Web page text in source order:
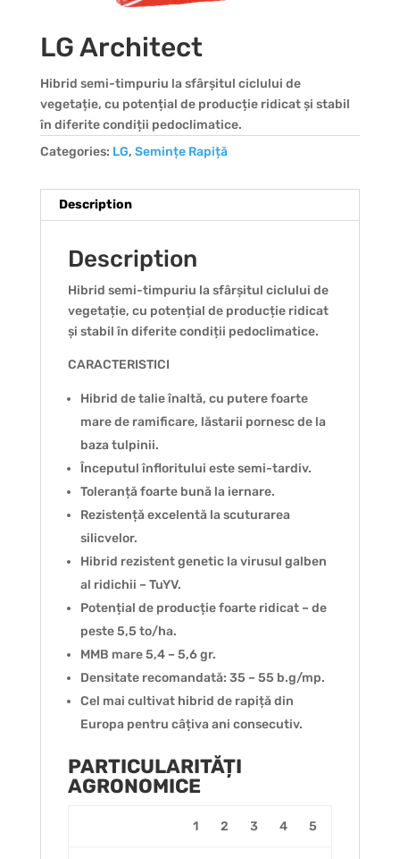
LG Architect
Hibrid semi-timpuriu la sfârșitul ciclului de
vegetație, cu potențial de producție ridicat și stabil
în diferite condiții pedoclimatice.
Categories: LG, Semințe Rapiță
Description
Description
Hibrid semi-timpuriu la sfârșitul ciclului de
vegetație, cu potențial de producție ridicat
și stabil în diferite condiții pedoclimatice.
CARACTERISTICI
Hibrid de talie înaltă, cu putere foarte
mare de ramificare, lăstarii pornesc de la
baza tulpinii.
Începutul înfloritului este semi-tardiv.
Toleranță foarte bună la iernare.
Rezistență excelentă la scuturarea
silicvelor.
Hibrid rezistent genetic la virusul galben
al ridichii – TuYV.
Potențial de producție foarte ridicat – de
peste 5,5 to/ha.
MMB mare 5,4 – 5,6 gr.
Densitate recomandată: 35 – 55 b.g/mp.
Cel mai cultivat hibrid de rapiță din
Europa pentru câțiva ani consecutiv.
PARTICULARITĂȚI
AGRONOMICE
1 2 3 4 5